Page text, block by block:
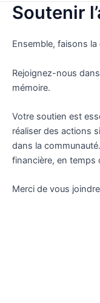
Soutenir
Ensemble, faisons la
Rejoignez-nous
mémoire.
Votre soutien est
réaliser des actions
dans la
financière, en temps
Merci de vous